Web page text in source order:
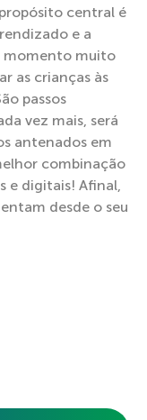
central é
e a
momento muito
as crianças às
passos
vez mais, será
antenados em
combinação
e digitais! Afinal,
desde o seu